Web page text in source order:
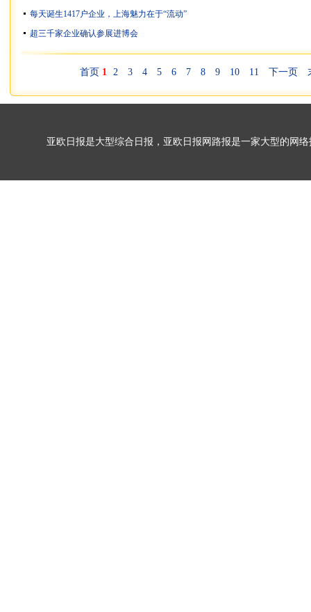
每天诞生1417户企业，上海魅力在于“流动”
超三千家企业确认参展进博会
首页 1 2 3 4 5 6 7 8 9 10 11 下一页
亚欧日报是大型综合日报，亚欧日报网路报是一家大型的网